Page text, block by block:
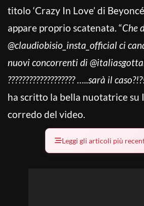
titolo ‘Crazy In Love’ di
appare proprio scatenata. “Che
@claudiobisio_insta_official ci
nuovi concorrenti di
??????????????????? …..sarà il
ha scritto la bella nuotatrice su
corredo del video.
Leggi gli articoli più